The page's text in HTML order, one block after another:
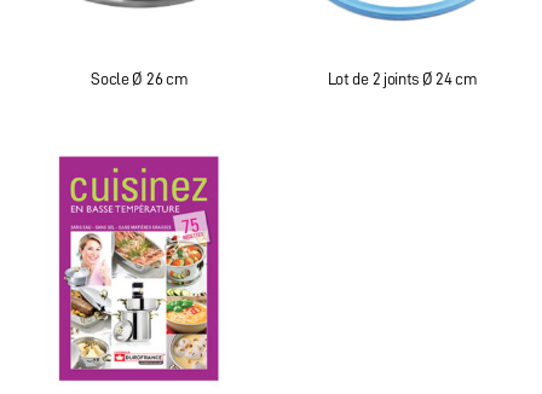
Socle Ø 26 cm Lot de 2 joints Ø 24 cm